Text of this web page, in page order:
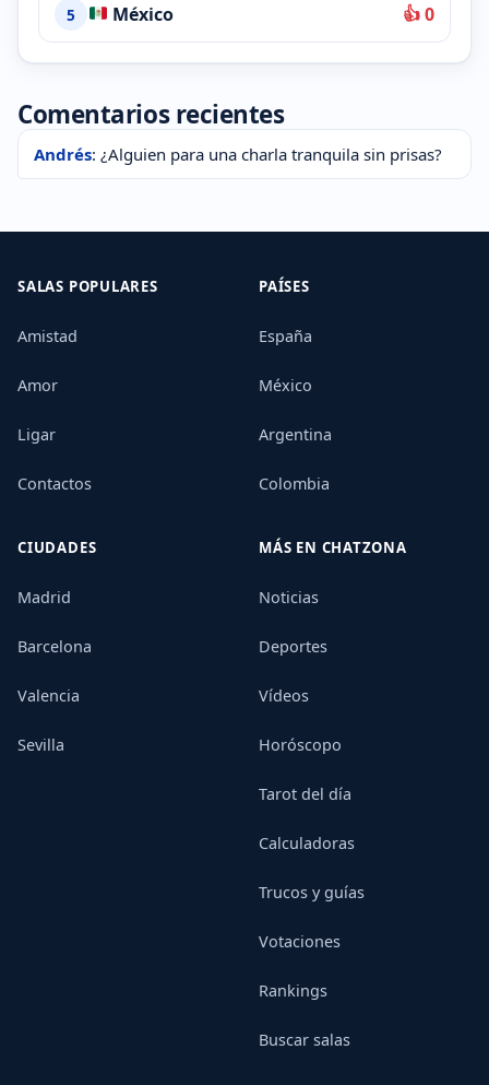
5 México 👍 0
Comentarios recientes
Andrés: ¿Alguien para una charla tranquila sin prisas?
SALAS POPULARES
Amistad
Amor
Ligar
Contactos
PAÍSES
España
México
Argentina
Colombia
CIUDADES
Madrid
Barcelona
Valencia
Sevilla
MÁS EN CHATZONA
Noticias
Deportes
Vídeos
Horóscopo
Tarot del día
Calculadoras
Trucos y guías
Votaciones
Rankings
Buscar salas